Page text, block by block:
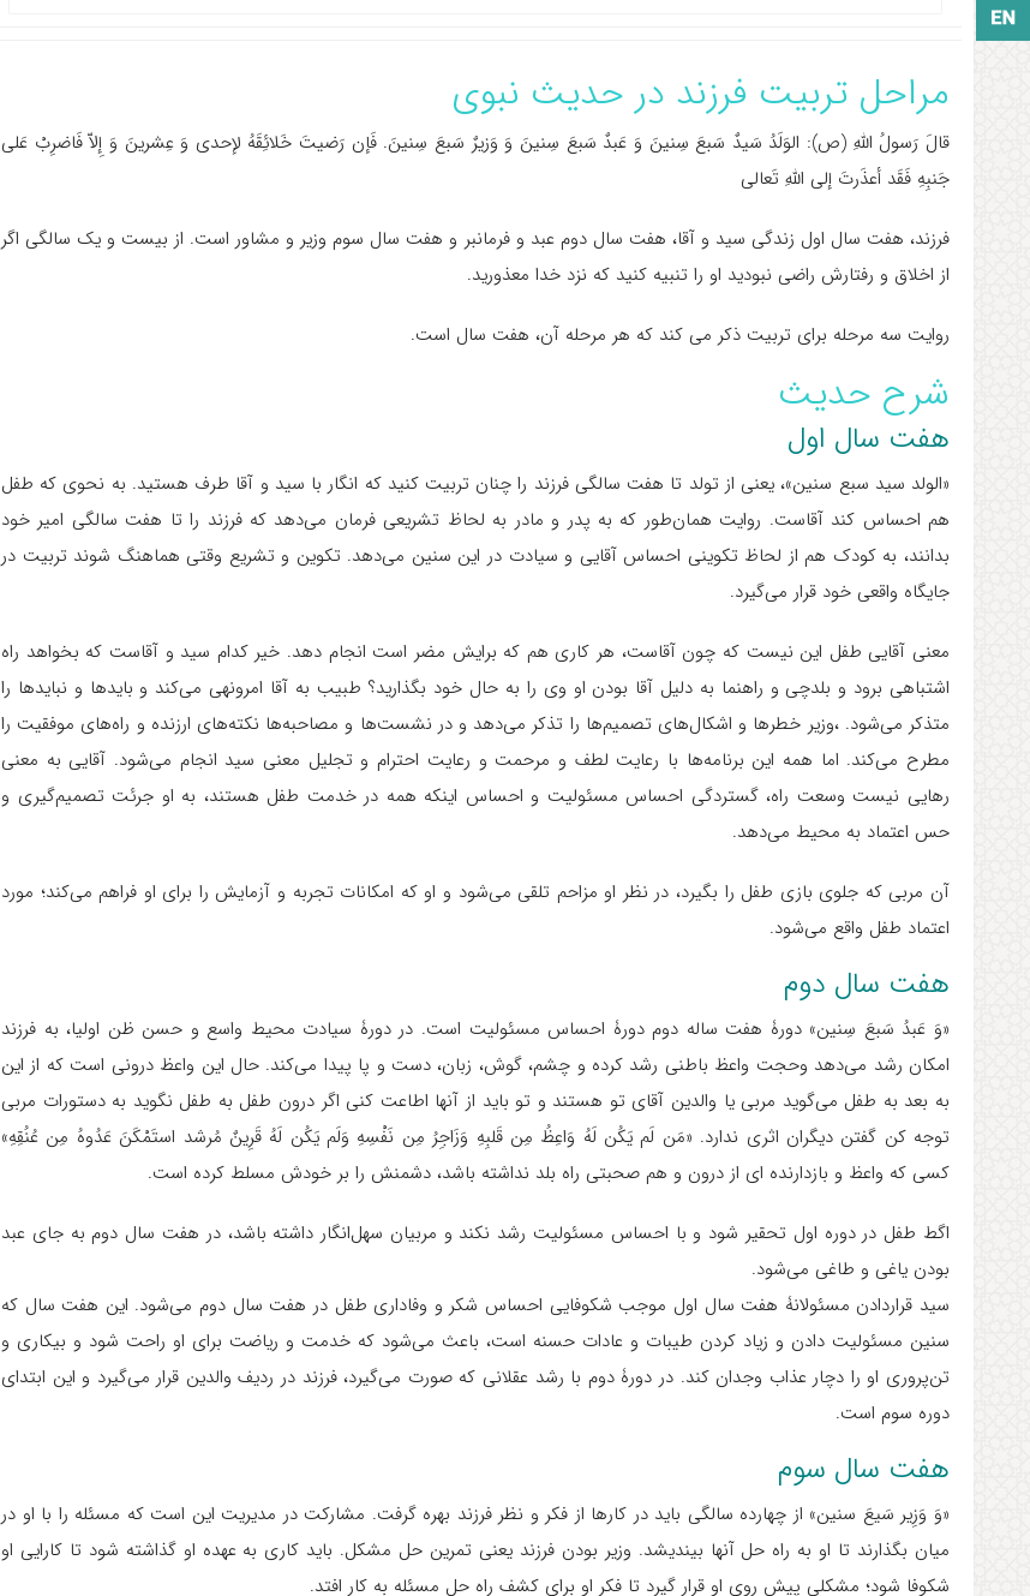
مراحل تربیت فرزند در حدیث نبوی
قالَ رَسولُ اللَّهِ (ص): الوَلَدُ سَیدٌ سَبعَ سِنینَ وَ عَبدٌ سَبعَ سِنینَ وَ وَزیرٌ سَبعَ سِنینَ. فَإن رَضیتَ خَلائِقَهُ لإحدی وَ عِشرینَ وَ إِلاّ فَاضرِبْ عَلی
جَنبِهِ فَقَد أعذَرتَ إلی اللَّهِ تَعالی
فرزند، هفت سال اول زندگی سید و آقا، هفت سال دوم عبد و فرمانبر و هفت سال سوم وزیر و مشاور است. از بیست و یک سالگی اگر
از اخلاق و رفتارش راضی نبودید او را تنبیه کنید که نزد خدا معذورید.
روایت سه مرحله برای تربیت ذکر می کند که هر مرحله آن، هفت سال است.
شرح حدیث
هفت سال اول
«الولد سید سبع سنین»، یعنی از تولد تا هفت سالگی فرزند را چنان تربیت کنید که انگار با سید و آقا طرف هستید. به نحوی که طفل
هم احساس کند آقاست. روایت همان‌طور که به پدر و مادر به لحاظ تشریعی فرمان می‌دهد که فرزند را تا هفت سالگی امیر خود
بدانند، به کودک هم از لحاظ تکوینی احساس آقایی و سیادت در این سنین می‌دهد. تکوین و تشریع وقتی هماهنگ شوند تربیت در
جایگاه واقعی خود قرار می‌گیرد.
معنی آقایی طفل این نیست که چون آقاست، هر کاری هم که برایش مضر است انجام دهد. خیر کدام سید و آقاست که بخواهد راه
اشتباهی برود و بلدچی و راهنما به دلیل آقا بودن او وی را به حال خود بگذارید؟ طبیب به آقا امرونهی می‌کند و بایدها و نبایدها را
متذکر می‌شود. ،وزیر خطرها و اشکال‌های تصمیم‌ها را تذکر می‌دهد و در نشست‌ها و مصاحبه‌ها نکته‌های ارزنده و راه‌های موفقیت را
مطرح می‌کند. اما همه این برنامه‌ها با رعایت لطف و مرحمت و رعایت احترام و تجلیل معنی سید انجام می‌شود. آقایی به معنی
رهایی نیست وسعت راه، گستردگی احساس مسئولیت و احساس اینکه همه در خدمت طفل هستند، به او جرئت تصمیم‌گیری و
حس اعتماد به محیط می‌دهد.
آن مربی که جلوی بازی طفل را بگیرد، در نظر او مزاحم تلقی می‌شود و او که امکانات تجربه و آزمایش را برای او فراهم می‌کند؛ مورد
اعتماد طفل واقع می‌شود.
هفت سال دوم
«وَ عَبدُ سَبعَ سِنین» دورۀ هفت ساله دوم دورۀ احساس مسئولیت است. در دورۀ سیادت محیط واسع و حسن ظن اولیا، به فرزند
امکان رشد می‌دهد وحجت واعظ باطنی رشد کرده و چشم، گوش، زبان، دست و پا پیدا می‌کند. حال این واعظ درونی است که از این
به بعد به طفل می‌گوید مربی یا والدین آقای تو هستند و تو باید از آنها اطاعت کنی اگر درون طفل به طفل نگوید به دستورات مربی
توجه کن گفتن دیگران اثری ندارد. «مَن لَم یَکُن لَهُ وَاعِظُ مِن قَلبِهِ وَزَاجِرُ مِن نَفْسِهِ وَلَم یَکُن لَهُ قَرِینٌ مُرشد استَمْکَنَ عَدُوهُ مِن عُنُقِهِ»
کسی که واعظ و بازدارنده ای از درون و هم صحبتی راه بلد نداشته باشد، دشمنش را بر خودش مسلط کرده است.
اگط طفل در دوره اول تحقیر شود و با احساس مسئولیت رشد نکند و مربیان سهل‌انگار داشته باشد، در هفت سال دوم به جای عبد
بودن یاغی و طاغی می‌شود.
سید قراردادن مسئولانۀ هفت سال اول موجب شکوفایی احساس شکر و وفاداری طفل در هفت سال دوم می‌شود. این هفت سال که
سنین مسئولیت دادن و زیاد کردن طیبات و عادات حسنه است، باعث می‌شود که خدمت و ریاضت برای او راحت شود و بیکاری و
تن‌پروری او را دچار عذاب وجدان کند. در دورۀ دوم با رشد عقلانی که صورت می‌گیرد، فرزند در ردیف والدین قرار می‌گیرد و این ابتدای
دوره سوم است.
هفت سال سوم
«وَ وَزِیر سَیعَ سنین» از چهارده سالگی باید در کارها از فکر و نظر فرزند بهره گرفت. مشارکت در مدیریت این است که مسئله را با او در
میان بگذارند تا او به راه حل آنها بیندیشد. وزیر بودن فرزند یعنی تمرین حل مشکل. باید کاری به عهده او گذاشته شود تا کارایی او
شکوفا شود؛ مشکلی پیش روی او قرار گیرد تا فکر او برای کشف راه حل مسئله به کار افتد.